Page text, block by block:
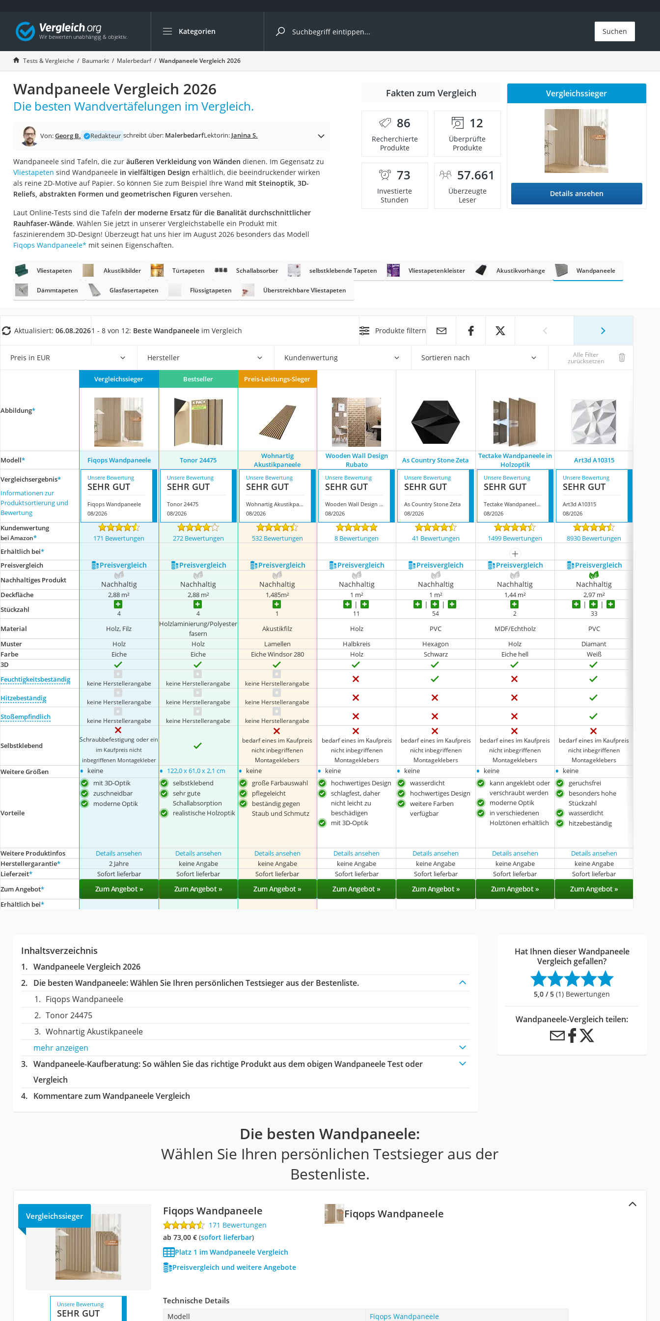
Kategorien
Die beliebtesten Vergleiche nach Kategorie
Baumarkt
Tresor feuerfest
Makita-Akku-Rasenmäher
Kappsäge
Smartes Türschloss
Akku-Rasentrimmer
Split-Klimaanlage 2 Innengeräte
Pelletofen
Bohrmaschine
Tiefbrunnenpumpe
Fliesenschneider
Hochdruckreiniger
Überwachungskamera
Benzinrasenmäher mit Elektrostart
Multimeter
Winterharte Palmen
Gasdurchlauferhitzer
Suchen
Tests & Vergleiche Baumarkt Malerbedarf Wandpaneele Vergleich 2026
Wandpaneele Vergleich 2026
Die besten Wandvertäfelungen im Vergleich.
Von:Georg B. Redakteur schreibt über: MalerbedarfLektorin: Janina S.
Wandpaneele sind Tafeln, die zur äußeren Verkleidung von Wänden dienen. Im Gegensatz zu
Vliestapeten sind Wandpaneele in vielfältigen Design erhältlich, die beeindruckender wirken
als reine 2D-Motive auf Papier. So können Sie zum Beispiel Ihre Wand mit Steinoptik, 3D-
Reliefs, abstrakten Formen und geometrischen Figuren versehen.
Laut Online-Tests sind die Tafeln der moderne Ersatz für die Banalität durchschnittlicher
Rauhfaser-Wände. Wählen Sie jetzt in unserer Vergleichstabelle ein Produkt mit
faszinierendem 3D-Design! Überzeugt hat uns hier im August 2026 besonders das Modell
Fiqops Wandpaneele* mit seinen Eigenschaften.
Fakten zum Vergleich
86
Recherchierte
Produkte
12
Überprüfte
Produkte
73
Investierte
Stunden
57.661
Überzeugte
Leser
Vergleichssieger
Details ansehen
Vliestapeten Akustikbilder Türtapeten Schallabsorber selbstklebende Tapeten Vliestapetenkleister Akustikvorhänge Wandpaneele
Dämmtapeten Glasfasertapeten Flüssigtapeten Überstreichbare Vliestapeten
Aktualisiert: 06.08.20261 - 8 von 12: Beste Wandpaneele im Vergleich Produkte filtern
Preis in EUR Hersteller Kundenwertung Sortieren nach Alle Filter
zurücksetzen
Abbildung*
Vergleichssieger Bestseller Preis-Leistungs-Sieger
Modell* Fiqops Wandpaneele Tonor 24475
Wohnartig
Akustikpaneele
Wooden Wall Design
Rubato
As Country Stone Zeta
Tectake Wandpaneele in
Holzoptik
Art3d A10315
Vergleichsergebnis*
Informationen zur
Produktsortierung und
Bewertung
Unsere Bewertung
SEHR GUT
Fiqops Wandpaneele
08/2026
Unsere Bewertung
SEHR GUT
Tonor 24475
08/2026
Unsere Bewertung
SEHR GUT
Wohnartig Akustikpaneele
08/2026
Unsere Bewertung
SEHR GUT
Wooden Wall Design Rubato
08/2026
Unsere Bewertung
SEHR GUT
As Country Stone Zeta
08/2026
Unsere Bewertung
SEHR GUT
Tectake Wandpaneele in Holzoptik
08/2026
Unsere Bewertung
SEHR GUT
Art3d A10315
08/2026
Kundenwertung
bei Amazon* 171 Bewertungen 272 Bewertungen 532 Bewertungen 8 Bewertungen 41 Bewertungen 1499 Bewertungen 8930 Bewertungen
Erhältlich bei*
mehr anzeigen
Preis­vergleich
Preis­vergleich Preis­vergleich Preis­vergleich Preis­vergleich Preis­vergleich Preis­vergleich Preis­vergleich
Nachhaltiges Produkt Nachhaltig Nachhaltig Nachhaltig Nachhaltig Nachhaltig Nachhaltig Nachhaltig
Deckfläche 2,88 m² 2,88 m² 1,485m² 1 m² 1 m² 1,44 m²
2,97 m²
Stückzahl
4 4 1 11 54 2 33
Material Holz, Filz
Holzlaminierung/Polyester
fasern
Akustikfilz Holz PVC MDF/Echtholz
PVC
Muster
Holz Holz Lamellen Halbkreis Hexagon Holz Diamant
Farbe
Eiche Eiche Eiche Windsor 280 Holz Schwarz Eiche hell
Weiß
3D
Feuchtigkeitsbeständig
keine Herstellerangabe keine Herstellerangabe keine Herstellerangabe
Hitzebeständig keine Herstellerangabe keine Herstellerangabe keine Herstellerangabe
Stoßempfindlich keine Herstellerangabe keine Herstellerangabe keine Herstellerangabe
Selbstklebend
Schraubbefestigung oderein
im Kaufpreis nicht
inbegriffenen Montagekleber
bedarf eines im Kaufpreis
nicht inbegriffenen
Montageklebers
bedarf eines im Kaufpreis
nicht inbegriffenen
Montageklebers
bedarf eines im Kaufpreis
nicht inbegriffenen
Montageklebers
bedarf eines im Kaufpreis
nicht inbegriffenen
Montageklebers
bedarf eines im Kaufpreis
nicht inbegriffenen
Montageklebers
Weitere Größen • keine • 122,0 x 61,0 x 2,1 cm • keine • keine • keine • keine • keine
Vorteile
mit 3D-Optik
zuschneidbar
moderne Optik
selbstklebend
sehr gute
Schallabsorption
realistische Holzoptik
große Farbauswahl
pflegeleicht
beständig gegen
Staub und Schmutz
hochwertiges Design
schlagfest, daher
nicht leicht zu
beschädigen
mit 3D-Optik
wasserdicht
hochwertiges Design
weitere Farben
verfügbar
kann angeklebt oder
verschraubt werden
moderne Optik
in verschiedenen
Holztönen erhältlich
geruchsfrei
besonders hohe
Stückzahl
wasserdicht
hitzebeständig
Weitere Produktinfos
Details ansehen Details ansehen Details ansehen Details ansehen Details ansehen Details ansehen
Details ansehen
Herstellergarantie* 2 Jahre keine Angabe keine Angabe keine Angabe keine Angabe keine Angabe keine Angabe
Lieferzeit* Sofort lieferbar Sofort lieferbar Sofort lieferbar Sofort lieferbar Sofort lieferbar Sofort lieferbar Sofort lieferbar
Zum Angebot* Zum Angebot » Zum Angebot » Zum Angebot » Zum Angebot » Zum Angebot » Zum Angebot » Zum Angebot »
Erhältlich bei*
Inhaltsverzeichnis
Wandpaneele Vergleich 2026
Die besten Wandpaneele:Wählen Sie Ihren persönlichen Testsieger aus der Bestenliste.
Fiqops Wandpaneele
Tonor 24475
Wohnartig Akustikpaneele
mehr anzeigen
Wandpaneele-Kaufberatung: So wählen Sie das richtige Produkt aus dem obigen Wandpaneele Test oder
Vergleich
Kommentare zum Wandpaneele Vergleich
Hat Ihnen dieser Wandpaneele
Vergleich gefallen?
5,0 / 5 (1) Bewertungen
Wandpaneele-Vergleich teilen:
Die besten Wandpaneele:
Wählen Sie Ihren persönlichen Testsieger aus der
Bestenliste.
Fiqops Wandpaneele
Vergleichssieger Fiqops Wandpaneele
171 Bewertungen
ab 73,00 €( Sofort lieferbar)
Platz 1 im Wandpaneele Vergleich
Preisvergleich und weitere Angebote
Unsere Bewertung
SEHR GUT
Technische Details
Modell
Fiqops Wandpaneele